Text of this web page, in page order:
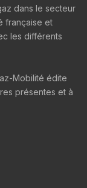
dans le secteur
française et
les différents
Mobilité édite
présentes et à